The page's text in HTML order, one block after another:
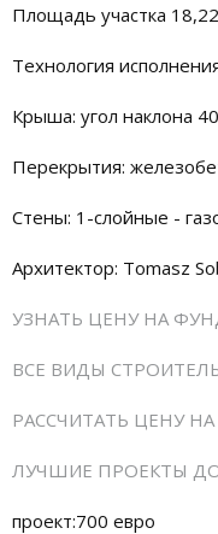
Площадь участка
Технология
Крыша: угол наклона
Перекрытия:
Стены: 1-слойные -
Архитектор: Tomasz
УЗНАТЬ ЦЕНУ НА
ВСЕ ВИДЫ
РАССЧИТАТЬ ЦЕНУ
ЛУЧШИЕ ПРОЕКТЫ
проект:700 евро